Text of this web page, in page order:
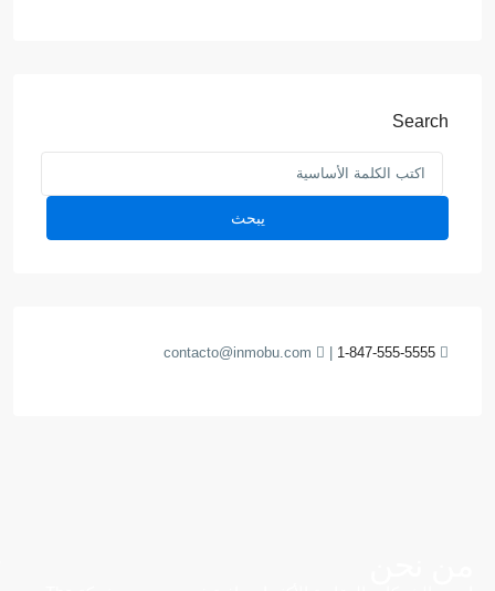
Search
يبحث
1-847-555-5555